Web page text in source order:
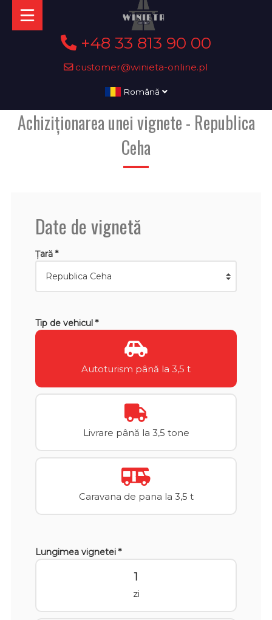
+48 33 813 90 00
customer@winieta-online.pl
Română
Achiziționarea unei vignete - Republica
Ceha
Date de vignetă
Țară *
Tip de vehicul *
Autoturism până la 3,5 t
Livrare până la 3,5 tone
Caravana de pana la 3,5 t
Lungimea vignetei *
1
zi